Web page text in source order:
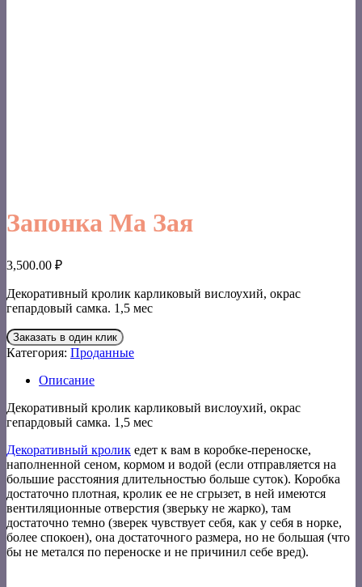
Запонка Ма Зая
3,500.00 ₽
Декоративный кролик карликовый вислоухий, окрас
гепардовый самка. 1,5 мес
Заказать в один клик
Категория: Проданные
Описание
Декоративный кролик карликовый вислоухий, окрас
гепардовый самка. 1,5 мес
Декоративный кролик едет к вам в коробке-переноске,
наполненной сеном, кормом и водой (если отправляется на
большие расстояния длительностью больше суток). Коробка
достаточно плотная, кролик ее не сгрызет, в ней имеются
вентиляционные отверстия (зверьку не жарко), там
достаточно темно (зверек чувствует себя, как у себя в норке,
более спокоен), она достаточного размера, но не большая (что
бы не метался по переноске и не причинил себе вред).